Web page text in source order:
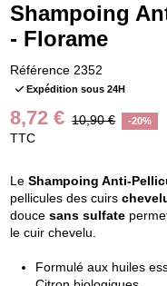
Shampoing
- Florame
Référence 2352
Expédition sous 24H
8,72 € 10,90 € -20%
TTC
Le Shampoing Anti-
pellicules des cuirs
douce sans sulfate
le cuir chevelu.
Formulé aux huiles